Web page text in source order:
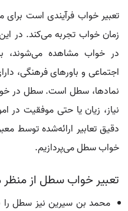
تعبیر خواب فرآیندی است برای
زمان خواب تجربه می‌کند. در
در خواب مشاهده می‌شوند،
اجتماعی و باورهای فرهنگی،
نمادها، سطل است. سطل در
نیاز، زیان یا حتی موفقیت در
دقیق تعابیر ارائه‌شده توسط
خواب سطل می‌پردازیم.
تعبیر خواب سطل از
محمد بن سیرین نیز سطل را